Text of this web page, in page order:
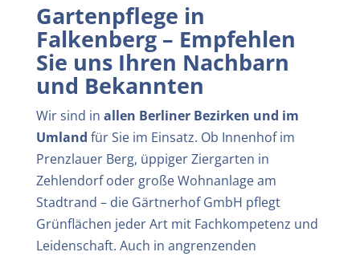
Gartenpflege in
Falkenberg– Empfehlen
Sie uns Ihren Nachbarn
und Bekannten
Wir sind in allen Berliner Bezirken und im
Umland für Sie im Einsatz. Ob Innenhof im
Prenzlauer Berg, üppiger Ziergarten in
Zehlendorf oder große Wohnanlage am
Stadtrand – die Gärtnerhof GmbH pflegt
Grünflächen jeder Art mit Fachkompetenz und
Leidenschaft. Auch in angrenzenden